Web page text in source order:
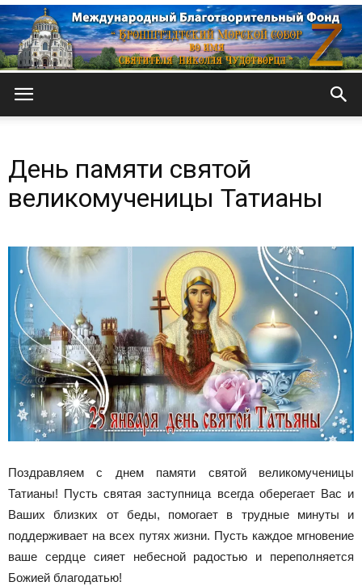
Морской
собор
День памяти святой
великомученицы Татианы
Поздравляемс днем памяти святой великомученицы
Татианы! Пусть святая заступница всегда оберегает Вас и
Ваших близких от беды, помогает в трудные минуты и
поддерживает на всех путях жизни. Пусть каждое мгновение
ваше сердце сияет небесной радостью и переполняется
Божией благодатью!